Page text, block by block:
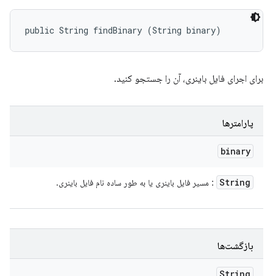
public String findBinary (String binary)
برای اجرای فایل باینری، آن را جستجو کنید.
پارامترها
binary
String : مسیر فایل باینری یا به طور ساده نام فایل باینری.
بازگشت‌ها